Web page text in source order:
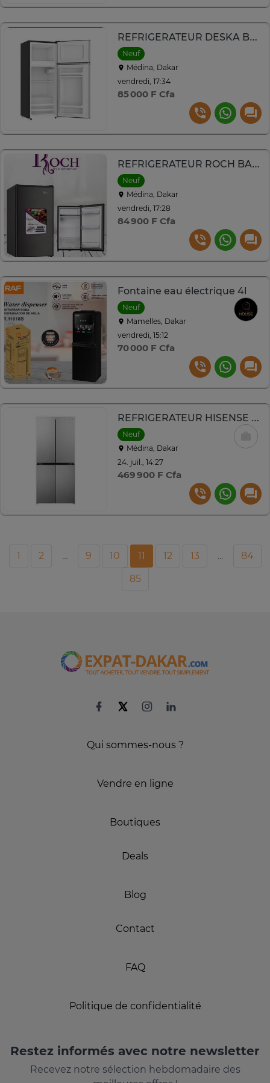
REFRIGERATEUR DESKA BAR 2PORTES PM GRIS TM103DK
Neuf
Médina, Dakar
vendredi, 17:34
85 000 F Cfa
REFRIGERATEUR ROCH BAR 1PORTE GRIS RFR120S
Neuf
Médina, Dakar
vendredi, 17:28
84 900 F Cfa
Fontaine eau électrique 4l
Neuf
Mamelles, Dakar
vendredi, 15:12
70 000 F Cfa
REFRIGERATEUR HISENSE SIDE BY SIDE 4PORTES INVERTER
Neuf
Médina, Dakar
24. juil., 14:27
469 900 F Cfa
1 2 ... 9 10 11 12 13 ...
84
85
Qui sommes-nous ?
Vendre en ligne
Boutiques
Deals
Blog
Contact
FAQ
Politique de confidentialité
Restez informés avec notre newsletter
Recevez notre sélection hebdomadaire des